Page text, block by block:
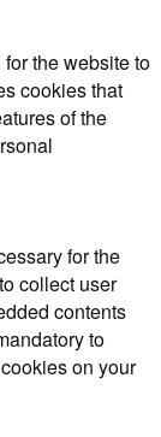
the website to
cookies that
of the
for the
collect user
contents
to
on your